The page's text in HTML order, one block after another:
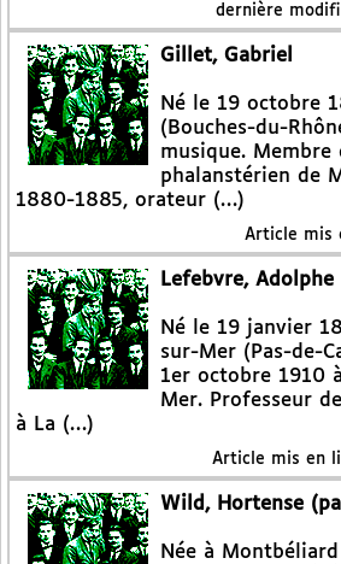
dernière
Gillet, Gabriel
Né le 19 octobre
(Bouches-du-
musique. Membre
phalanstérien de
1880-1885, orateur (…)
Article mis
Lefebvre,
Né le 19 janvier
sur-Mer (Pas-de-
1er octobre 1910
Mer. Professeur
à La (…)
Article mis en
Wild, Hortense
Née à